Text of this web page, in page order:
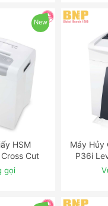
New
HSM
Cut
gọi
Máy Hủy
P36i